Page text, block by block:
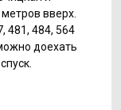
вверх.
481, 484, 564
доехать